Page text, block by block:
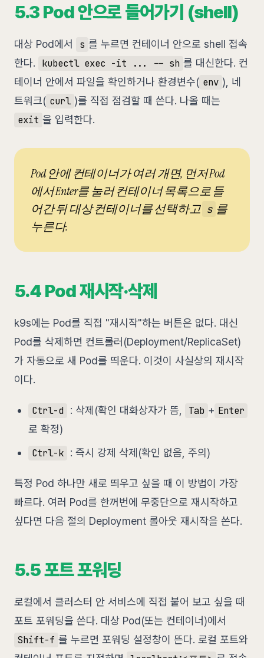
5.3 Pod 안으로 들어가기 (shell)
대상 Pod에서 s 를 누르면 컨테이너 안으로 shell 접속
한다.
kubectl exec -it ... -- sh 를 대신한다. 컨
테이너 안에서 파일을 확인하거나 환경변수( env ), 네
트워크( curl )를 직접 점검할 때 쓴다. 나올 때는
exit 을 입력한다.
Pod 안에 컨테이너가 여러 개면, 먼저 Pod
에서 Enter를 눌러 컨테이너 목록으로 들
어간 뒤 대상 컨테이너를 선택하고 s 를
누른다.
5.4 Pod 재시작·삭제
k9s에는 Pod를 직접 "재시작"하는 버튼은 없다. 대신
Pod를 삭제하면 컨트롤러(Deployment/ReplicaSet)
가 자동으로 새 Pod를 띄운다. 이것이 사실상의 재시작
이다.
Ctrl-d : 삭제(확인 대화상자가 뜸, Tab + Enter
로 확정)
Ctrl-k : 즉시 강제 삭제(확인 없음, 주의)
특정 Pod 하나만 새로 띄우고 싶을 때 이 방법이 가장
빠르다. 여러 Pod를 한꺼번에 무중단으로 재시작하고
싶다면 다음 절의 Deployment 롤아웃 재시작을 쓴다.
5.5 포트 포워딩
로컬에서 클러스터 안 서비스에 직접 붙어 보고 싶을 때
포트 포워딩을 쓴다. 대상 Pod(또는 컨테이너)에서
Shift-f 를 누르면 포워딩 설정창이 뜬다. 로컬 포트와